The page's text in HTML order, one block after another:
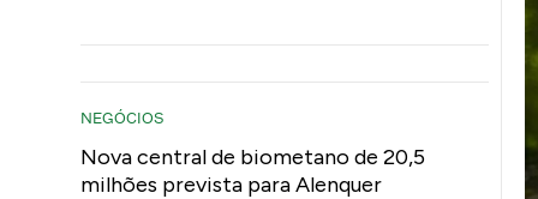
NEGÓCIOS
Nova central de biometano de 20,5
milhões prevista para Alenquer